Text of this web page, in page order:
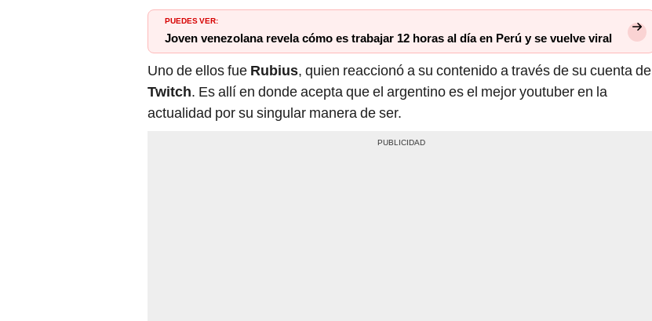
PUEDES VER:
Joven venezolana revela cómo es trabajar 12 horas al día en Perú y se vuelve viral
Uno de ellos fue Rubius, quien reaccionó a su contenido a través de su cuenta de
Twitch. Es allí en donde acepta que el argentino es el mejor youtuber en la
actualidad por su singular manera de ser.